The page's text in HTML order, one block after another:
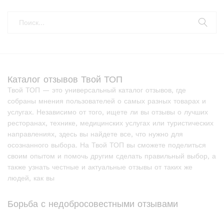
Каталог отзывов Твой ТОП
Твой ТОП — это универсальный каталог отзывов, где
собраны мнения пользователей о самых разных товарах и
услугах. Независимо от того, ищете ли вы отзывы о лучших
ресторанах, технике, медицинских услугах или туристических
направлениях, здесь вы найдете все, что нужно для
осознанного выбора. На Твой ТОП вы сможете поделиться
своим опытом и помочь другим сделать правильный выбор, а
также узнать честные и актуальные отзывы от таких же
людей, как вы
Борьба с недобросовестными отзывами